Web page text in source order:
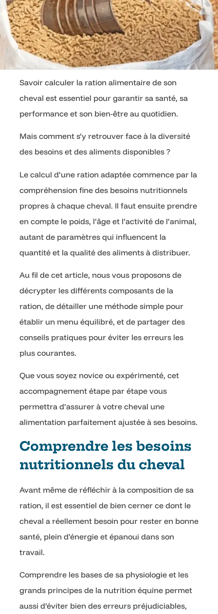
Savoir calculer la ration alimentaire de son
cheval est essentiel pour garantir sa santé, sa
performance et son bien-être au quotidien.
Mais comment s’y retrouver face à la diversité
des besoins et des aliments disponibles ?
Le calcul d’une ration adaptée commence par la
compréhension fine des besoins nutritionnels
propres à chaque cheval. Il faut ensuite prendre
en compte le poids, l’âge et l’activité de l’animal,
autant de paramètres qui influencent la
quantité et la qualité des aliments à distribuer.
Au fil de cet article, nous vous proposons de
décrypter les différents composants de la
ration, de détailler une méthode simple pour
établir un menu équilibré, et de partager des
conseils pratiques pour éviter les erreurs les
plus courantes.
Que vous soyez novice ou expérimenté, cet
accompagnement étape par étape vous
permettra d’assurer à votre cheval une
alimentation parfaitement ajustée à ses besoins.
Comprendre les besoins
nutritionnels du cheval
Avant même de réfléchir à la composition de sa
ration, il est essentiel de bien cerner ce dont le
cheval a réellement besoin pour rester en bonne
santé, plein d’énergie et épanoui dans son
travail.
Comprendre les bases de sa physiologie et les
grands principes de la nutrition équine permet
aussi d’éviter bien des erreurs préjudiciables,